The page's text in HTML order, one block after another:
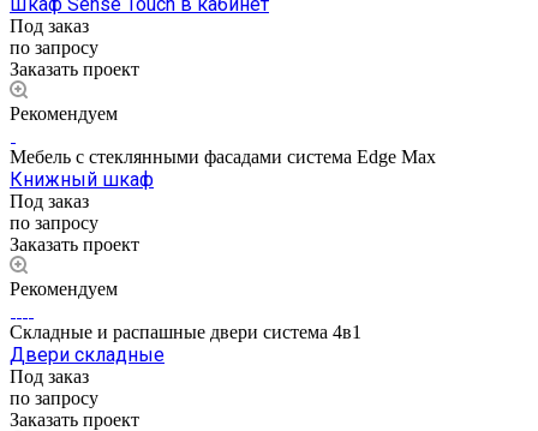
Под заказ
по запросу
Заказать проект
Рекомендуем
Мебель с стеклянными фасадами система Edge Max
Книжный шкаф
Под заказ
по запросу
Заказать проект
Рекомендуем
Складные и распашные двери система 4в1
Двери складные
Под заказ
по запросу
Заказать проект